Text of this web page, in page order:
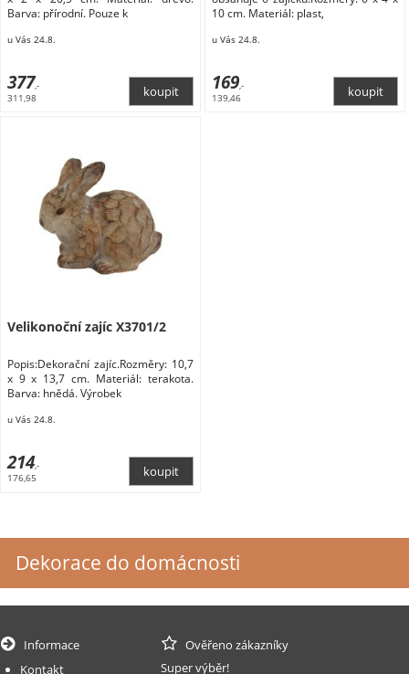
Barva: přírodní. Pouze k
u Vás 24.8.
377,-
311,98
10 cm. Materiál: plast,
u Vás 24.8.
169,-
139,46
Velikonoční zajíc X3701/2
Popis:Dekorační zajíc.Rozměry: 10,7
x 9 x 13,7 cm. Materiál: terakota.
Barva: hnědá. Výrobek
u Vás 24.8.
214,-
176,65
Dekorace do domácnosti
Informace
Kontakt
Ověřeno zákazníky
Super výběr!